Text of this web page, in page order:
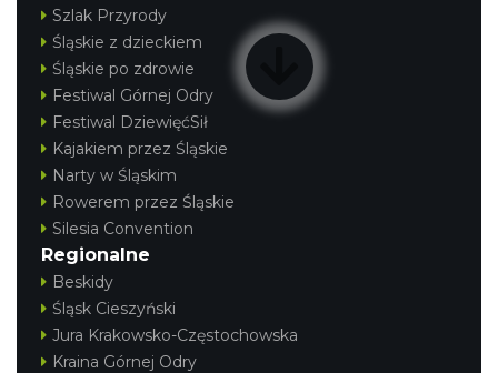
Szlak Przyrody
Śląskie z dzieckiem
Śląskie po zdrowie
Festiwal Górnej Odry
Festiwal DziewięćSił
Kajakiem przez Śląskie
Narty w Śląskim
Rowerem przez Śląskie
Silesia Convention
Regionalne
Beskidy
Śląsk Cieszyński
Jura Krakowsko-Częstochowska
Kraina Górnej Odry